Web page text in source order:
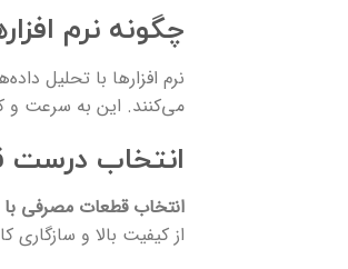
چگونه نرم
نرم افزارها با تحلیل
می‌کنند. این به سرعت و
انتخاب
انتخاب قطعات مصرفی
از کیفیت بالا و